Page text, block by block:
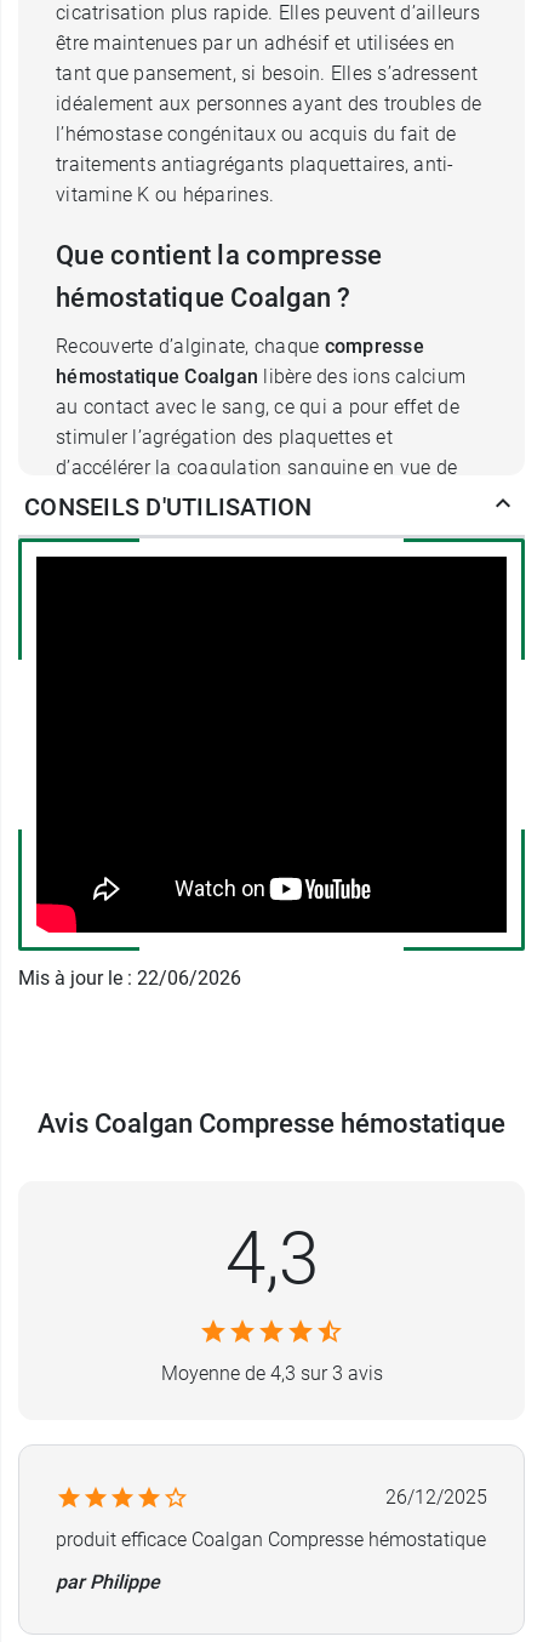
cicatrisation plus rapide. Elles peuvent d’ailleurs
être maintenues par un adhésif et utilisées en
tant que pansement, si besoin. Elles s’adressent
idéalement aux personnes ayant des troubles de
l’hémostase congénitaux ou acquis du fait de
traitements antiagrégants plaquettaires, anti-
vitamine K ou héparines.
Que contient la compresse
hémostatique Coalgan ?
Recouverte d’alginate, chaque compresse
hémostatique Coalgan libère des ions calcium
au contact avec le sang, ce qui a pour effet de
stimuler l’agrégation des plaquettes et
d’accélérer la coagulation sanguine en vue de
stopper l’hémorragie. Elles conviennent à des
saignements de nez, de bouche ou encore de
rend optimales pour réaliser des pansements.
Chacune d’elles est à usage unique et doit être
jetée dans une poubelle ménagère fermée ou
dans un sac pour déchets d’activité et de soin à
CONSEILS D'UTILISATION
Mis à jour le : 22/06/2026
Avis Coalgan Compresse hémostatique
4,3
Moyenne de 4,3 sur 3 avis
26/12/2025
produit efficace Coalgan Compresse hémostatique
par Philippe